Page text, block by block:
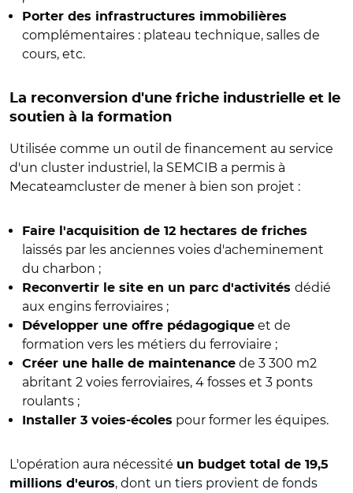
Porter des infrastructures immobilières
complémentaires : plateau technique, salles de
cours, etc.
La reconversion d'une friche industrielle et le
soutien à la formation
Utilisée comme un outil de financement au service
d'un cluster industriel, la SEMCIB a permis à
Mecateamcluster de mener à bien son projet :
Faire l'acquisition de 12 hectares de friches
laissés par les anciennes voies d'acheminement
du charbon ;
Reconvertir le site en un parc d'activités dédié
aux engins ferroviaires ;
Développer une offre pédagogique et de
formation vers les métiers du ferroviaire ;
Créer une halle de maintenance de 3 300 m2
abritant 2 voies ferroviaires, 4 fosses et 3 ponts
roulants ;
Installer 3 voies-écoles pour former les équipes.
L'opération aura nécessité un budget total de 19,5
millions d'euros, dont un tiers provient de fonds